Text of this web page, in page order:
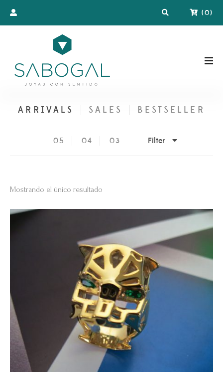
(0)
ARRIVALS SALES BESTSELLER
05 04 03 Filter
Mostrando el único resultado